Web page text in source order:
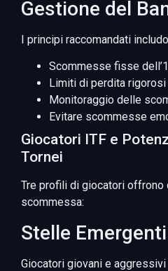
Gestione del
I principi raccomandati
Scommesse fisse
Limiti di perdita rigorosi
Monitoraggio delle
Evitare scommesse
Giocatori ITF e
Tornei
Tre profili di giocatori offrono
scommessa:
Stelle Emergenti
Giocatori giovani e